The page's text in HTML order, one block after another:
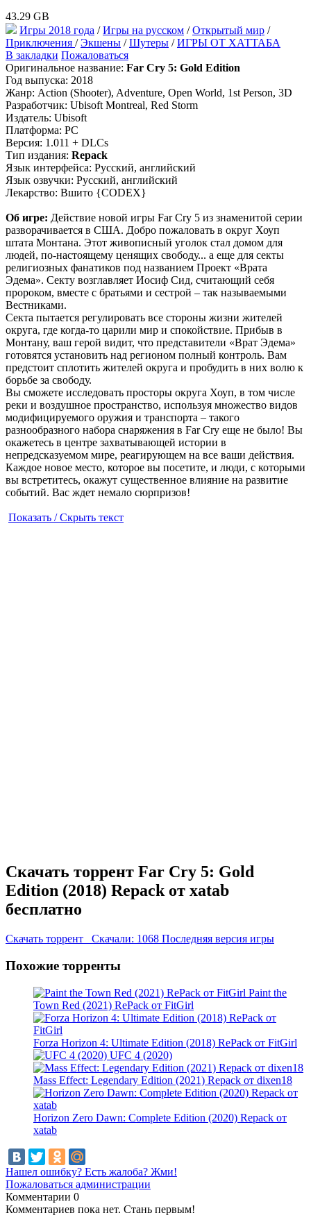
43.29 GB
Игры 2018 года /Игры на русском /Открытый мир /
Приключения /Экшены /Шутеры /ИГРЫ ОТ ХАТТАБА
В закладки Пожаловаться
Оригинальное название: Far Cry 5: Gold Edition
Год выпуска: 2018
Жанр: Action (Shooter), Adventure, Open World, 1st Person, 3D
Разработчик: Ubisoft Montreal, Red Storm
Издатель: Ubisoft
Платформа: PC
Версия: 1.011 + DLCs
Тип издания: Repack
Язык интерфейса: Русский, английский
Язык озвучки: Русский, английский
Лекарство: Вшито {CODEX}
Об игре: Действие новой игры Far Cry 5 из знаменитой серии
разворачивается в США. Добро пожаловать в округ Хоуп
штата Монтана. Этот живописный уголок стал домом для
людей, по-настоящему ценящих свободу... а еще для секты
религиозных фанатиков под названием Проект «Врата
Эдема». Секту возглавляет Иосиф Сид, считающий себя
пророком, вместе с братьями и сестрой – так называемыми
Вестниками.
Секта пытается регулировать все стороны жизни жителей
округа, где когда-то царили мир и спокойствие. Прибыв в
Монтану, ваш герой видит, что представители «Врат Эдема»
готовятся установить над регионом полный контроль. Вам
предстоит сплотить жителей округа и пробудить в них волю к
борьбе за свободу.
Вы сможете исследовать просторы округа Хоуп, в том числе
реки и воздушное пространство, используя множество видов
модифицируемого оружия и транспорта – такого
разнообразного набора снаряжения в Far Cry еще не было! Вы
окажетесь в центре захватывающей истории в
непредсказуемом мире, реагирующем на все ваши действия.
Каждое новое место, которое вы посетите, и люди, с которыми
вы встретитесь, окажут существенное влияние на развитие
событий. Вас ждет немало сюрпризов!
Показать / Скрыть текст
Скачать торрент Far Cry 5: Gold
Edition (2018) Repack от xatab
бесплатно
Скачать торрент Скачали: 1068 Последняя версия игры
Похожие торренты
Paint the
Town Red (2021) RePack от FitGirl
Forza Horizon 4: Ultimate Edition (2018) RePack от FitGirl
UFC 4 (2020)
Mass Effect: Legendary Edition (2021) Repack от dixen18
Horizon Zero Dawn: Complete Edition (2020) Repack от
xatab
Нашел ошибку? Есть жалоба? Жми!
Пожаловаться администрации
Комментарии 0
Комментариев пока нет. Стань первым!